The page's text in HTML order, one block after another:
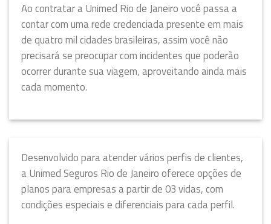
Ao contratar a Unimed Rio de Janeiro você passa a
contar com uma rede credenciada presente em mais
de quatro mil cidades brasileiras, assim você não
precisará se preocupar com incidentes que poderão
ocorrer durante sua viagem, aproveitando ainda mais
cada momento.
Desenvolvido para atender vários perfis de clientes,
a Unimed Seguros Rio de Janeiro oferece opções de
planos para empresas a partir de 03 vidas, com
condições especiais e diferenciais para cada perfil.